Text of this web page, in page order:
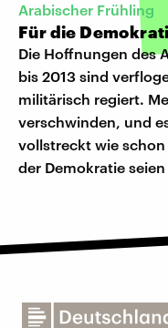
Arabischer Frühling
Für die
Die Hoffnungen des
bis 2013 sind
militärisch regiert.
verschwinden, und
vollstreckt wie schon
der Demokratie